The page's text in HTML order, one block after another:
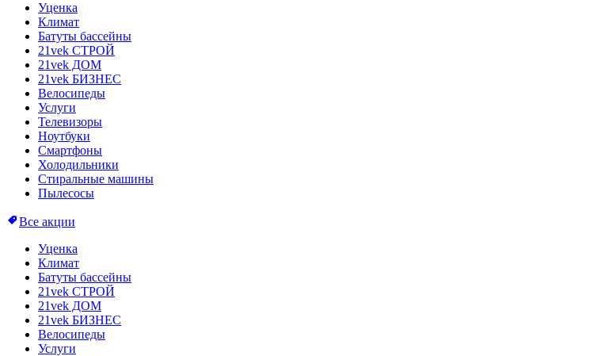
Уценка
Климат
Батуты бассейны
21vek СТРОЙ
21vek ДОМ
21vek БИЗНЕС
Велосипеды
Услуги
Телевизоры
Ноутбуки
Смартфоны
Холодильники
Стиральные машины
Пылесосы
Все акции
Уценка
Климат
Батуты бассейны
21vek СТРОЙ
21vek ДОМ
21vek БИЗНЕС
Велосипеды
Услуги